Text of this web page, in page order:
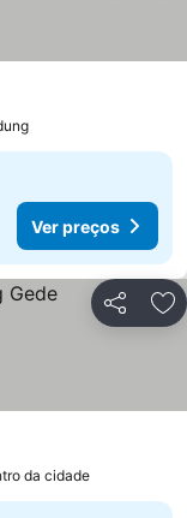
Ver preços
Partilhar
da cidade